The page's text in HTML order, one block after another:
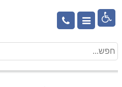
